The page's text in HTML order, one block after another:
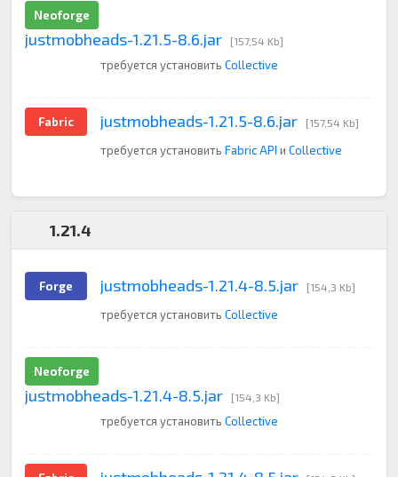
Neoforge
justmobheads-1.21.5-8.6.jar [157,54 Kb]
требуется установить Collective
Fabric justmobheads-1.21.5-8.6.jar [157,54 Kb]
требуется установить Fabric API и Collective
1.21.4
Forge justmobheads-1.21.4-8.5.jar [154,3 Kb]
требуется установить Collective
Neoforge
justmobheads-1.21.4-8.5.jar [154,3 Kb]
требуется установить Collective